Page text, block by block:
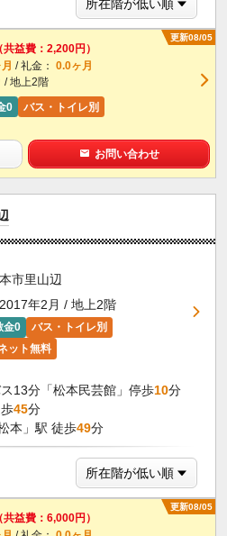
更新08/05
共益費：2,200円）
/ 礼金： 0.0ヶ月
/ 地上2階
0 バス・トイレ別
お問い合わせ
市里山辺
年2月 / 地上2階
金0
バス・トイレ別
ット無料
13分「松本民芸館」停歩10分
45分
本」駅 徒歩49分
更新08/05
共益費：6,000円）